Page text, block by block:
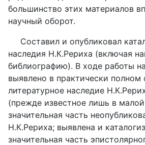
большинство этих материалов
научный оборот.
Составил и опубликовал
наследия Н.К.Рериха (включая
библиографию). В ходе работы
выявлено в практически полном
литературное наследие
(прежде известное лишь в
значительная часть
Н.К.Рериха; выявлена и
значительная часть